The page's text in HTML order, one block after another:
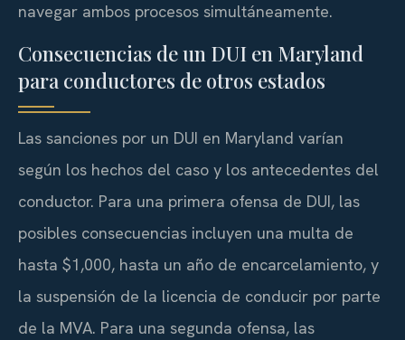
navegar ambos procesos simultáneamente.
Consecuencias de un DUI en Maryland
para conductores de otros estados
Las sanciones por un DUI en Maryland varían
según los hechos del caso y los antecedentes del
conductor. Para una primera ofensa de DUI, las
posibles consecuencias incluyen una multa de
hasta $1,000, hasta un año de encarcelamiento, y
la suspensión de la licencia de conducir por parte
de la MVA. Para una segunda ofensa, las